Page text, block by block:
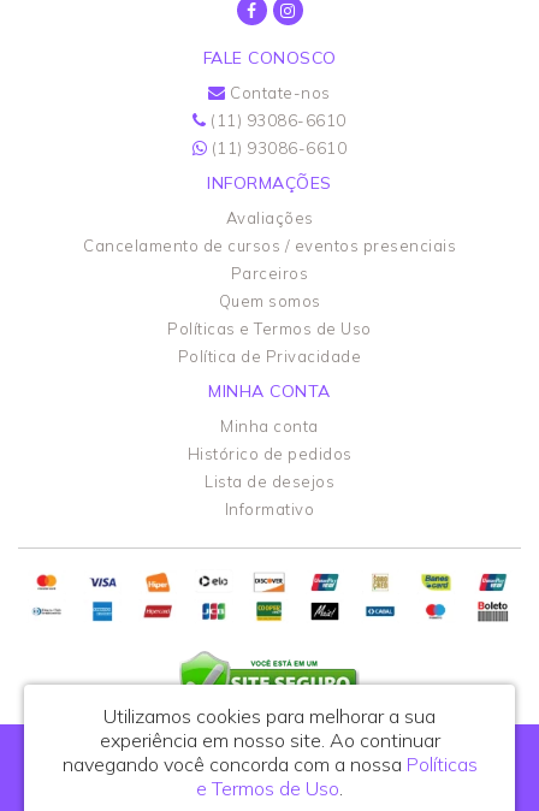
FALE CONOSCO
Contate-nos
(11) 93086-6610
(11) 93086-6610
INFORMAÇÕES
Avaliações
Cancelamento de cursos / eventos presenciais
Parceiros
Quem somos
Políticas e Termos de Uso
Política de Privacidade
MINHA CONTA
Minha conta
Histórico de pedidos
Lista de desejos
Informativo
Portal do Podólogo - CNPJ: 44.108.762/0001-81
R. Celso de Azevedo Marques, 395, cj. 25 - São Paulo/SP - CEP: 03122-010
Utilizamos cookies para melhorar a sua
experiência em nosso site. Ao continuar
navegando você concorda com a nossa Políticas
e Termos de Uso.